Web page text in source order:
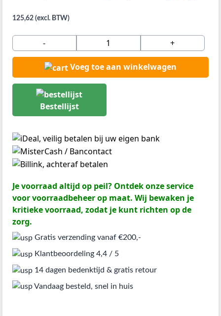
125,62 (excl. BTW)
- +
Voeg toe aan winkelwagen
Bestellijst
Je voorraad altijd op peil? Ontdek onze service
voor voorraadbeheer op maat. Wij bewaken je
kritieke voorraad, zodat je kunt richten op de
zorg.
Gratis verzending vanaf €200,-
Klantbeoordeling 4,4 / 5
14 dagen bedenktijd & gratis retour
Vandaag besteld, snel in huis